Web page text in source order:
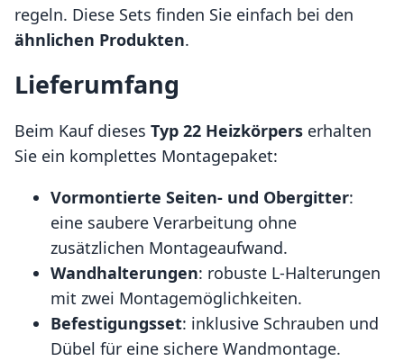
regeln. Diese Sets finden Sie einfach bei den
ähnlichen Produkten.
Lieferumfang
Beim Kauf dieses Typ 22 Heizkörpers erhalten
Sie ein komplettes Montagepaket:
Vormontierte Seiten- und Obergitter:
eine saubere Verarbeitung ohne
zusätzlichen Montageaufwand.
Wandhalterungen: robuste L-Halterungen
mit zwei Montagemöglichkeiten.
Befestigungsset: inklusive Schrauben und
Dübel für eine sichere Wandmontage.